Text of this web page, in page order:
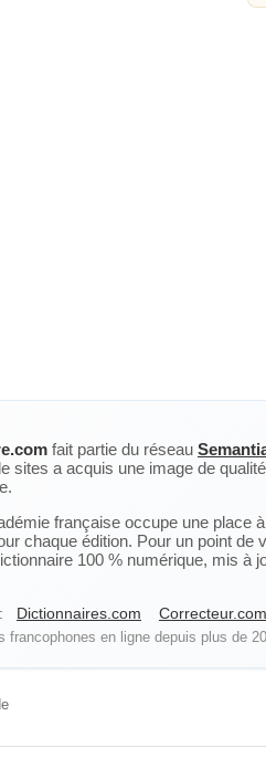
fait partie du réseau
sites a acquis une image de
française occupe une place
chaque édition. Pour un point de
100 % numérique, mis à
Dictionnaires.com Correcteur.com
francophones en ligne depuis plus de